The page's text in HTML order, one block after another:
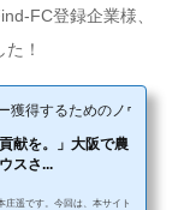
FC登録企業様、
！
獲得するためのノウハウサ
献を。」大阪で農
スさ...
庄遥です。今回は、本サイト